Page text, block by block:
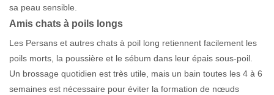
sa peau sensible.
Amis chats à poils longs
Les Persans et autres chats à poil long retiennent facilement les
poils morts, la poussière et le sébum dans leur épais sous-poil.
Un brossage quotidien est très utile, mais un bain toutes les 4 à 6
semaines est nécessaire pour éviter la formation de nœuds